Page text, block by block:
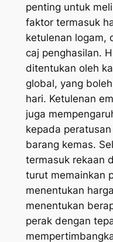
penting untuk
faktor termasuk
ketulenan logam,
caj penghasilan.
ditentukan oleh
global, yang
hari. Ketulenan
juga
kepada
barang kemas.
termasuk rekaan
turut memainkan
menentukan
menentukan
perak dengan